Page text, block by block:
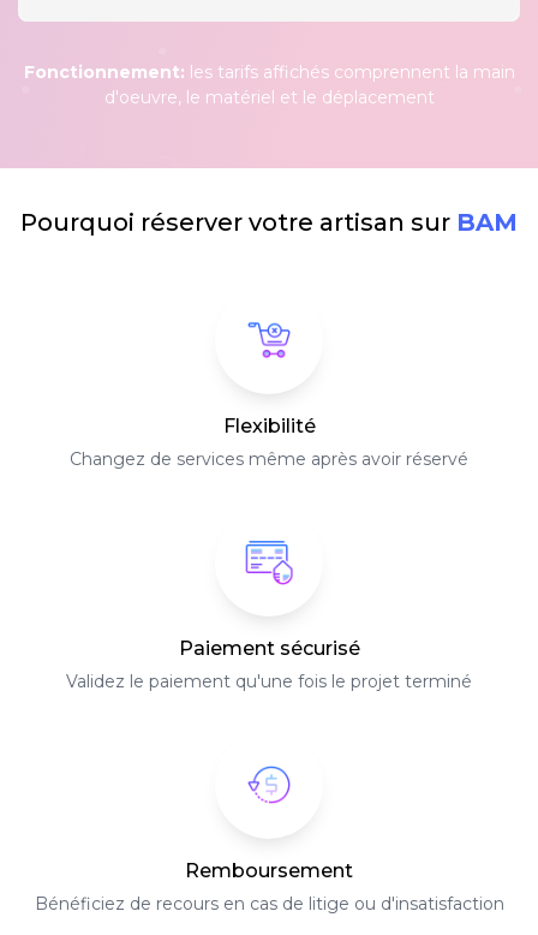
Fonctionnement: les tarifs affichés comprennent la main
d'oeuvre, le matériel et le déplacement
Pourquoi réserver votre artisan sur BAM
Flexibilité
Changez de services même après avoir réservé
Paiement sécurisé
Validez le paiement qu'une fois le projet terminé
Remboursement
Bénéficiez de recours en cas de litige ou d'insatisfaction